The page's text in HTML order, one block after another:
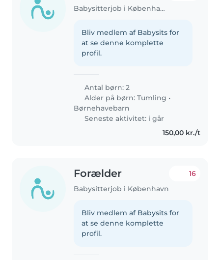
Babysitterjob i København
Bliv medlem af Babysits for
at se denne komplette
profil.
Antal børn: 2
Alder på børn:Tumling •
Børnehavebarn
Seneste aktivitet: i går
150,00 kr./t
Forælder
Babysitterjob i København
16
Bliv medlem af Babysits for
at se denne komplette
profil.